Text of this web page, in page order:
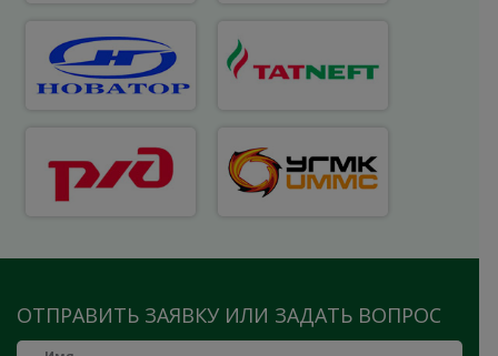
ОТПРАВИТЬ ЗАЯВКУ ИЛИ ЗАДАТЬ ВОПРОС